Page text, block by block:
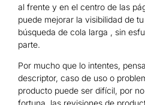
al frente y en el centro de las
puede mejorar la visibilidad de
búsqueda de cola larga , sin
parte.
Por mucho que lo intentes,
descriptor, caso de uso o
producto puede ser difícil, por